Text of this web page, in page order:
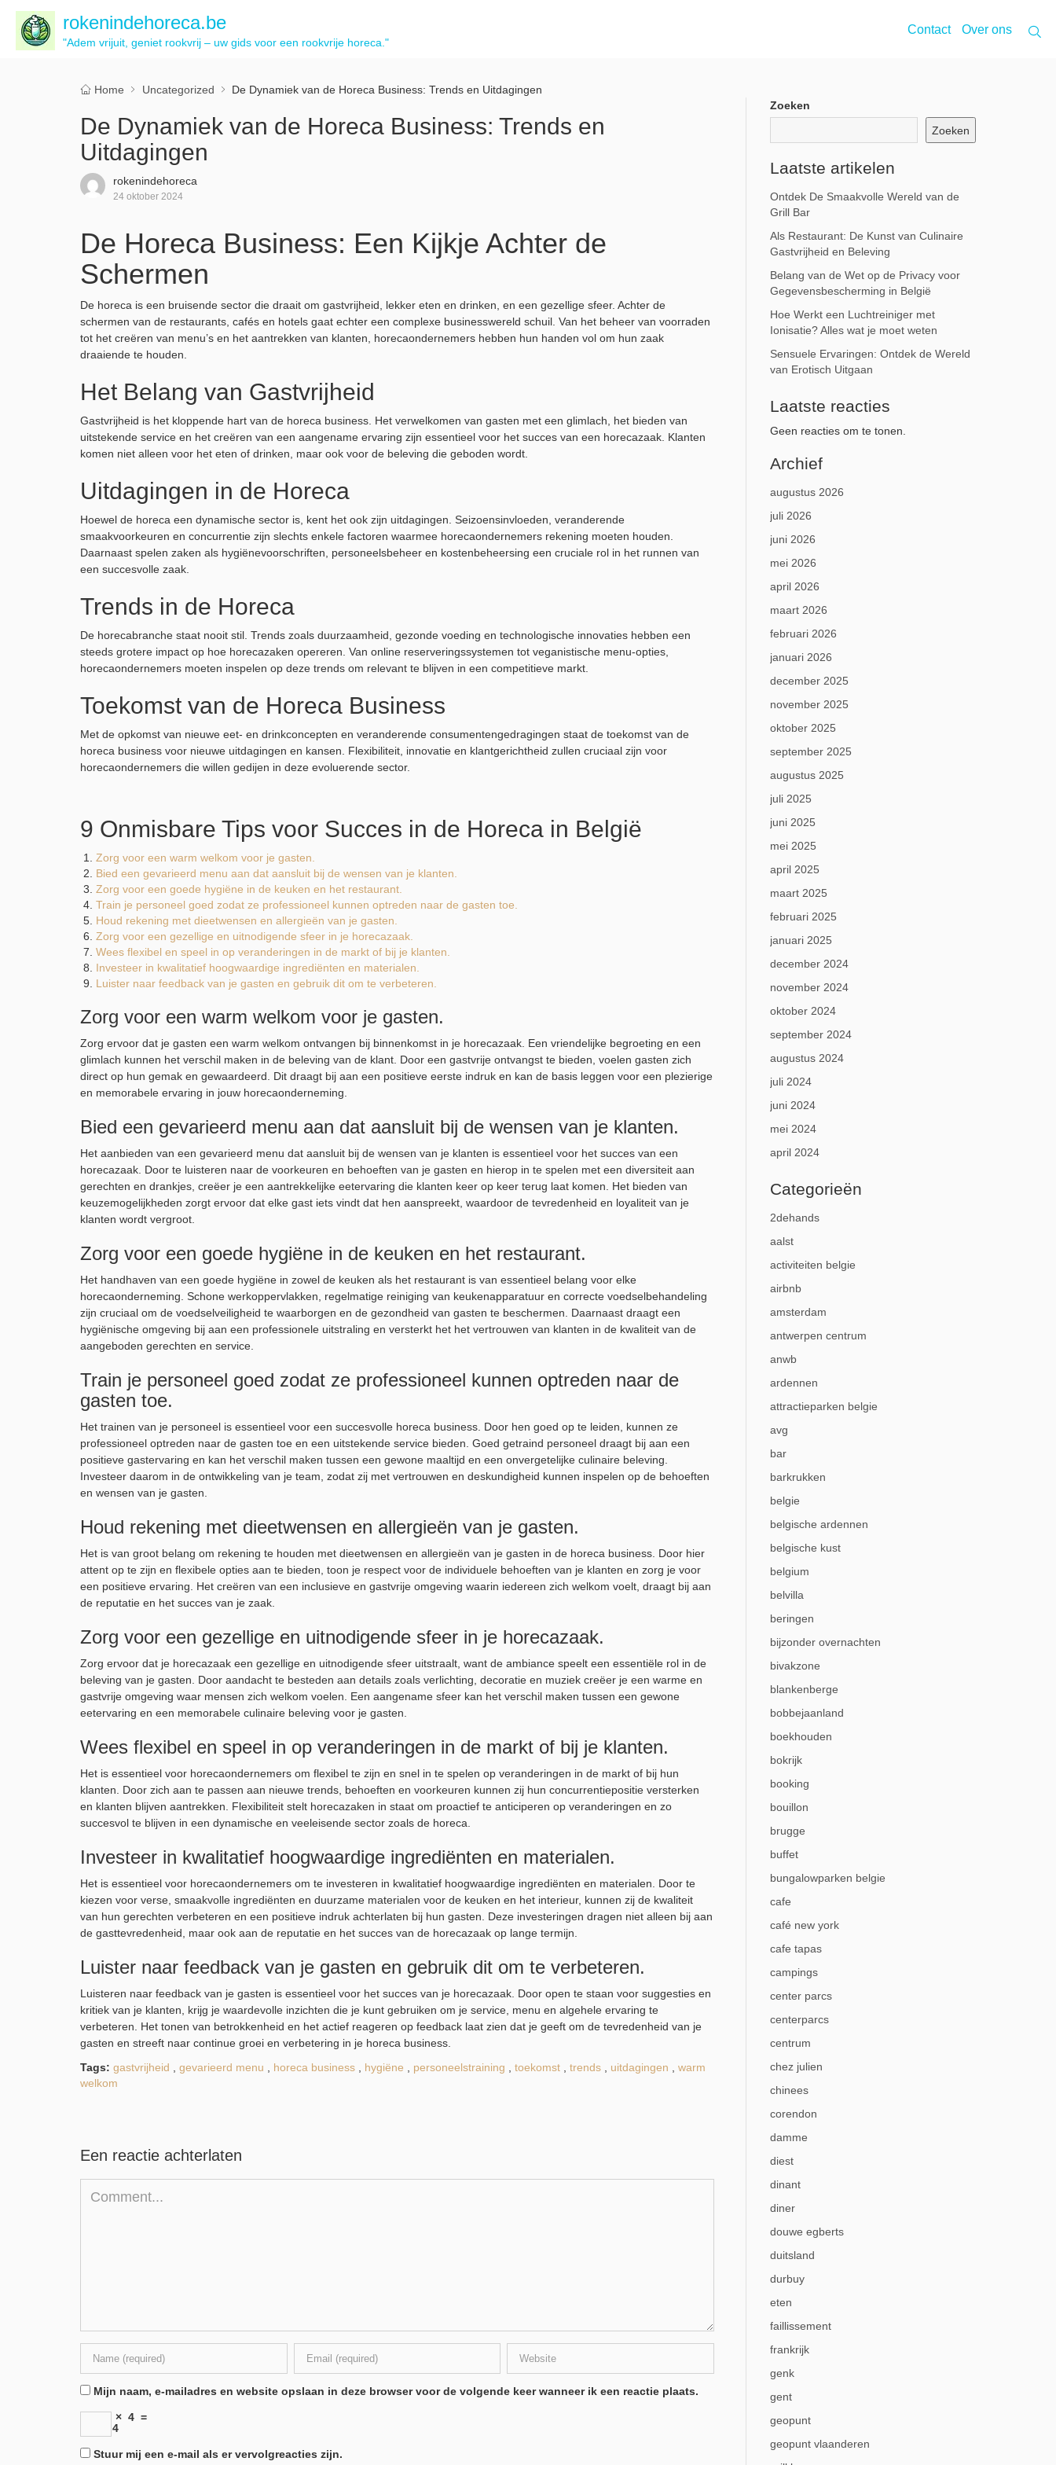
rokenindehoreca.be
"Adem vrijuit, geniet rookvrij – uw gids voor een rookvrije horeca."
Over ons
Contact
Home Uncategorized De Dynamiek van de Horeca Business: Trends en Uitdagingen
De Dynamiek van de Horeca Business: Trends en
Uitdagingen
rokenindehoreca
24 oktober 2024
De Horeca Business: Een Kijkje Achter de
Schermen
De horeca is een bruisende sector die draait om gastvrijheid, lekker eten en drinken, en een gezellige sfeer. Achter de
schermen van de restaurants, cafés en hotels gaat echter een complexe businesswereld schuil. Van het beheer van voorraden
tot het creëren van menu’s en het aantrekken van klanten, horecaondernemers hebben hun handen vol om hun zaak
draaiende te houden.
Het Belang van Gastvrijheid
Gastvrijheid is het kloppende hart van de horeca business. Het verwelkomen van gasten met een glimlach, het bieden van
uitstekende service en het creëren van een aangename ervaring zijn essentieel voor het succes van een horecazaak. Klanten
komen niet alleen voor het eten of drinken, maar ook voor de beleving die geboden wordt.
Uitdagingen in de Horeca
Hoewel de horeca een dynamische sector is, kent het ook zijn uitdagingen. Seizoensinvloeden, veranderende
smaakvoorkeuren en concurrentie zijn slechts enkele factoren waarmee horecaondernemers rekening moeten houden.
Daarnaast spelen zaken als hygiënevoorschriften, personeelsbeheer en kostenbeheersing een cruciale rol in het runnen van
een succesvolle zaak.
Trends in de Horeca
De horecabranche staat nooit stil. Trends zoals duurzaamheid, gezonde voeding en technologische innovaties hebben een
steeds grotere impact op hoe horecazaken opereren. Van online reserveringssystemen tot veganistische menu-opties,
horecaondernemers moeten inspelen op deze trends om relevant te blijven in een competitieve markt.
Toekomst van de Horeca Business
Met de opkomst van nieuwe eet- en drinkconcepten en veranderende consumentengedragingen staat de toekomst van de
horeca business voor nieuwe uitdagingen en kansen. Flexibiliteit, innovatie en klantgerichtheid zullen cruciaal zijn voor
horecaondernemers die willen gedijen in deze evoluerende sector.
9 Onmisbare Tips voor Succes in de Horeca in België
Zorg voor een warm welkom voor je gasten.
Bied een gevarieerd menu aan dat aansluit bij de wensen van je klanten.
Zorg voor een goede hygiëne in de keuken en het restaurant.
Train je personeel goed zodat ze professioneel kunnen optreden naar de gasten toe.
Houd rekening met dieetwensen en allergieën van je gasten.
Zorg voor een gezellige en uitnodigende sfeer in je horecazaak.
Wees flexibel en speel in op veranderingen in de markt of bij je klanten.
Investeer in kwalitatief hoogwaardige ingrediënten en materialen.
Luister naar feedback van je gasten en gebruik dit om te verbeteren.
Zorg voor een warm welkom voor je gasten.
Zorg ervoor dat je gasten een warm welkom ontvangen bij binnenkomst in je horecazaak. Een vriendelijke begroeting en een
glimlach kunnen het verschil maken in de beleving van de klant. Door een gastvrije ontvangst te bieden, voelen gasten zich
direct op hun gemak en gewaardeerd. Dit draagt bij aan een positieve eerste indruk en kan de basis leggen voor een plezierige
en memorabele ervaring in jouw horecaonderneming.
Bied een gevarieerd menu aan dat aansluit bij de wensen van je klanten.
Het aanbieden van een gevarieerd menu dat aansluit bij de wensen van je klanten is essentieel voor het succes van een
horecazaak. Door te luisteren naar de voorkeuren en behoeften van je gasten en hierop in te spelen met een diversiteit aan
gerechten en drankjes, creëer je een aantrekkelijke eetervaring die klanten keer op keer terug laat komen. Het bieden van
keuzemogelijkheden zorgt ervoor dat elke gast iets vindt dat hen aanspreekt, waardoor de tevredenheid en loyaliteit van je
klanten wordt vergroot.
Zorg voor een goede hygiëne in de keuken en het restaurant.
Het handhaven van een goede hygiëne in zowel de keuken als het restaurant is van essentieel belang voor elke
horecaonderneming. Schone werkoppervlakken, regelmatige reiniging van keukenapparatuur en correcte voedselbehandeling
zijn cruciaal om de voedselveiligheid te waarborgen en de gezondheid van gasten te beschermen. Daarnaast draagt een
hygiënische omgeving bij aan een professionele uitstraling en versterkt het het vertrouwen van klanten in de kwaliteit van de
aangeboden gerechten en service.
Train je personeel goed zodat ze professioneel kunnen optreden naar de
gasten toe.
Het trainen van je personeel is essentieel voor een succesvolle horeca business. Door hen goed op te leiden, kunnen ze
professioneel optreden naar de gasten toe en een uitstekende service bieden. Goed getraind personeel draagt bij aan een
positieve gastervaring en kan het verschil maken tussen een gewone maaltijd en een onvergetelijke culinaire beleving.
Investeer daarom in de ontwikkeling van je team, zodat zij met vertrouwen en deskundigheid kunnen inspelen op de behoeften
en wensen van je gasten.
Houd rekening met dieetwensen en allergieën van je gasten.
Het is van groot belang om rekening te houden met dieetwensen en allergieën van je gasten in de horeca business. Door hier
attent op te zijn en flexibele opties aan te bieden, toon je respect voor de individuele behoeften van je klanten en zorg je voor
een positieve ervaring. Het creëren van een inclusieve en gastvrije omgeving waarin iedereen zich welkom voelt, draagt bij aan
de reputatie en het succes van je zaak.
Zorg voor een gezellige en uitnodigende sfeer in je horecazaak.
Zorg ervoor dat je horecazaak een gezellige en uitnodigende sfeer uitstraalt, want de ambiance speelt een essentiële rol in de
beleving van je gasten. Door aandacht te besteden aan details zoals verlichting, decoratie en muziek creëer je een warme en
gastvrije omgeving waar mensen zich welkom voelen. Een aangename sfeer kan het verschil maken tussen een gewone
eetervaring en een memorabele culinaire beleving voor je gasten.
Wees flexibel en speel in op veranderingen in de markt of bij je klanten.
Het is essentieel voor horecaondernemers om flexibel te zijn en snel in te spelen op veranderingen in de markt of bij hun
klanten. Door zich aan te passen aan nieuwe trends, behoeften en voorkeuren kunnen zij hun concurrentiepositie versterken
en klanten blijven aantrekken. Flexibiliteit stelt horecazaken in staat om proactief te anticiperen op veranderingen en zo
succesvol te blijven in een dynamische en veeleisende sector zoals de horeca.
Investeer in kwalitatief hoogwaardige ingrediënten en materialen.
Het is essentieel voor horecaondernemers om te investeren in kwalitatief hoogwaardige ingrediënten en materialen. Door te
kiezen voor verse, smaakvolle ingrediënten en duurzame materialen voor de keuken en het interieur, kunnen zij de kwaliteit
van hun gerechten verbeteren en een positieve indruk achterlaten bij hun gasten. Deze investeringen dragen niet alleen bij aan
de gasttevredenheid, maar ook aan de reputatie en het succes van de horecazaak op lange termijn.
Luister naar feedback van je gasten en gebruik dit om te verbeteren.
Luisteren naar feedback van je gasten is essentieel voor het succes van je horecazaak. Door open te staan voor suggesties en
kritiek van je klanten, krijg je waardevolle inzichten die je kunt gebruiken om je service, menu en algehele ervaring te
verbeteren. Het tonen van betrokkenheid en het actief reageren op feedback laat zien dat je geeft om de tevredenheid van je
gasten en streeft naar continue groei en verbetering in je horeca business.
Tags: gastvrijheid gevarieerd menu horeca business hygiëne personeelstraining toekomst trends uitdagingen
warm
welkom
Een reactie achterlaten
Mijn naam, e-mailadres en website opslaan in deze browser voor de volgende keer wanneer ik een reactie plaats.
× 4 =
4
Stuur mij een e-mail als er vervolgreacties zijn.
Zoeken
Zoeken
Laatste artikelen
Ontdek De Smaakvolle Wereld van de
Grill Bar
Als Restaurant: De Kunst van Culinaire
Gastvrijheid en Beleving
Belang van de Wet op de Privacy voor
Gegevensbescherming in België
Hoe Werkt een Luchtreiniger met
Ionisatie? Alles wat je moet weten
Sensuele Ervaringen: Ontdek de Wereld
van Erotisch Uitgaan
Laatste reacties
Geen reacties om te tonen.
Archief
augustus 2026
juli 2026
juni 2026
mei 2026
april 2026
maart 2026
februari 2026
januari 2026
december 2025
november 2025
oktober 2025
september 2025
augustus 2025
juli 2025
juni 2025
mei 2025
april 2025
maart 2025
februari 2025
januari 2025
december 2024
november 2024
oktober 2024
september 2024
augustus 2024
juli 2024
juni 2024
mei 2024
april 2024
Categorieën
2dehands
aalst
activiteiten belgie
airbnb
amsterdam
antwerpen centrum
anwb
ardennen
attractieparken belgie
avg
bar
barkrukken
belgie
belgische ardennen
belgische kust
belgium
belvilla
beringen
bijzonder overnachten
bivakzone
blankenberge
bobbejaanland
boekhouden
bokrijk
booking
bouillon
brugge
buffet
bungalowparken belgie
cafe
café new york
cafe tapas
campings
center parcs
centerparcs
centrum
chez julien
chinees
corendon
damme
diest
dinant
diner
douwe egberts
duitsland
durbuy
eten
faillissement
frankrijk
genk
gent
geopunt
geopunt vlaanderen